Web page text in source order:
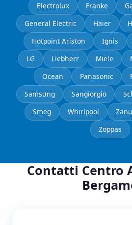
Electrolux
Franke
General Electric
Haier
Hotpoint Ariston
Ignis
LG
Liebherr Miele
Ocean
Panasonic
Samsung
Sangiorgio
Smeg
Whirlpool
Zoppas
Contatti Centro